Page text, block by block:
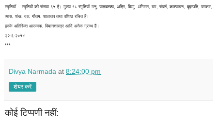
स्मृतियाँ – स्मृतियों की संख्या ६५ है। मुख्य १८ स्मृतियाँ मनु, याज्ञवल्क्य, अत्रि, विष्णु, अंगिरस, यम, संवर्त, कात्यायन, बृहस्पति, पराशर,
व्यास, शंख, दक्ष, गौतम, शातातप तथा वशिष्ठ रचित हैं।
इनके अतिरिक्त आरण्यक, विमानशास्त्र आदि अनेक ग्रन्थ हैं।
२२-६-२०१४
***
Divya Narmada at 8:24:00 pm
शेयर करें
कोई टिप्पणी नहीं: